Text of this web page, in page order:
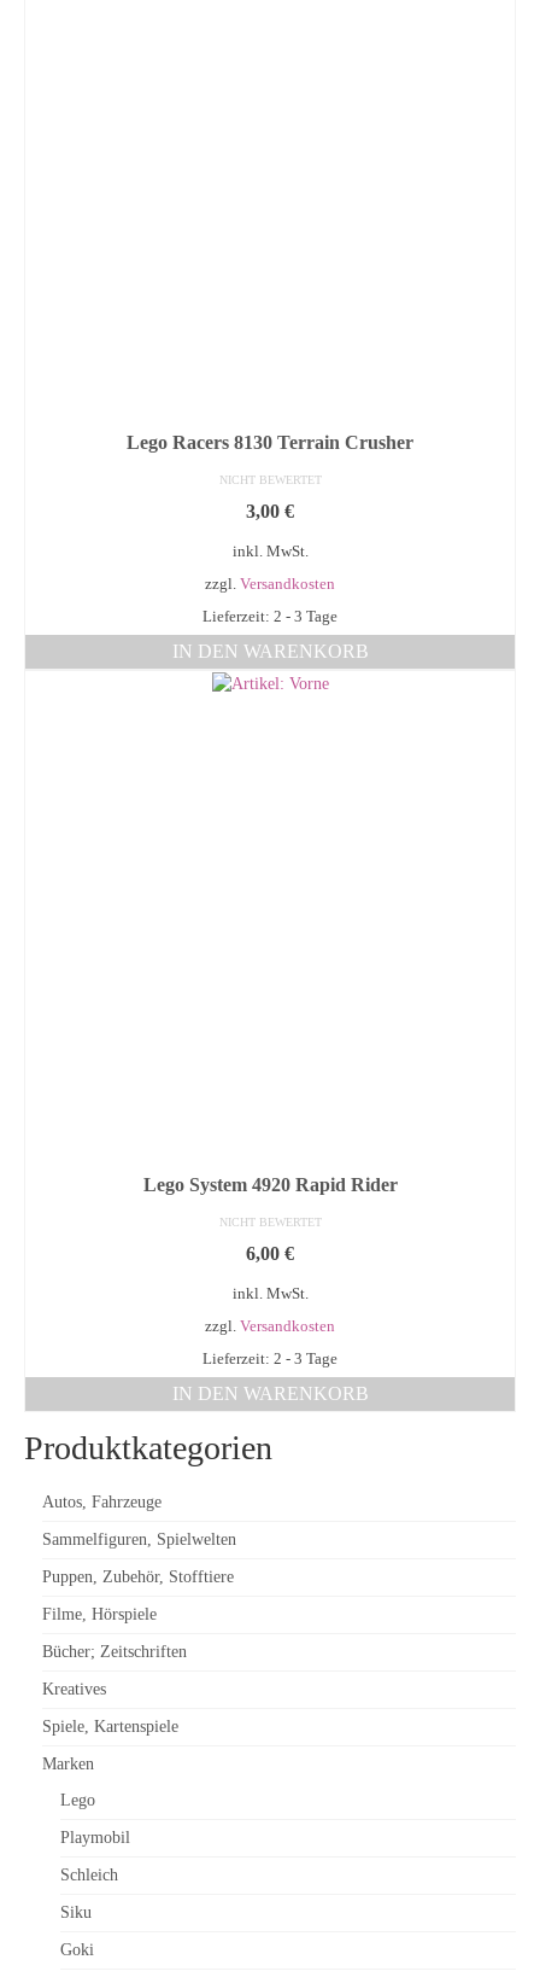
Lego Racers 8130 Terrain Crusher
NICHT BEWERTET
3,00 €
inkl. MwSt.
zzgl. Versandkosten
Lieferzeit: 2 - 3 Tage
IN DEN WARENKORB
Lego System 4920 Rapid Rider
NICHT BEWERTET
6,00 €
inkl. MwSt.
zzgl. Versandkosten
Lieferzeit: 2 - 3 Tage
IN DEN WARENKORB
Produktkategorien
Autos, Fahrzeuge
Sammelfiguren, Spielwelten
Puppen, Zubehör, Stofftiere
Filme, Hörspiele
Bücher; Zeitschriften
Kreatives
Spiele, Kartenspiele
Marken
Lego
Playmobil
Schleich
Siku
Goki